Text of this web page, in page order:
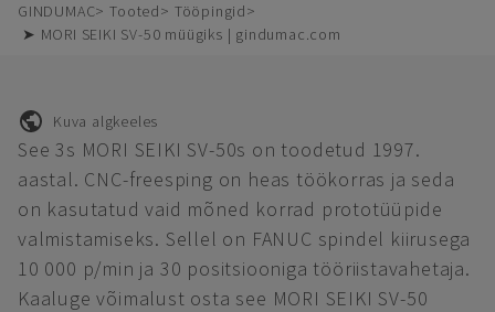
GINDUMAC Tooted
Tööpingid
➤ MORI SEIKI SV-50 müügiks | gindumac.com
Kuva algkeeles
See 3s MORI SEIKI SV-50s on toodetud 1997.
aastal. CNC-freesping on heas töökorras ja seda
on kasutatud vaid mõned korrad prototüüpide
valmistamiseks. Sellel on FANUC spindel kiirusega
10 000 p/min ja 30 positsiooniga tööriistavahetaja.
Kaaluge võimalust osta see MORI SEIKI SV-50